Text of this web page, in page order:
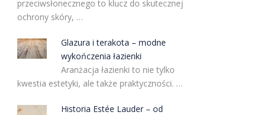
przeciwsłonecznego to klucz do skutecznej
ochrony skóry, …
Glazura i terakota – modne
wykończenia łazienki
Aranżacja łazienki to nie tylko
kwestia estetyki, ale także praktyczności. …
Historia Estée Lauder – od